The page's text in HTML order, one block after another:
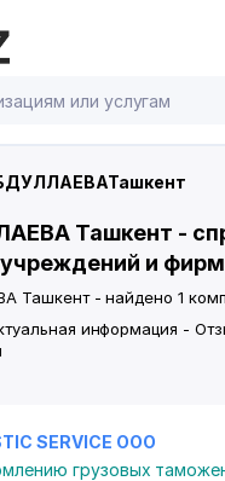
Ташкент -
учреждений и
Ташкент - найдено 1
информация -
SERVICE ООО
грузовых